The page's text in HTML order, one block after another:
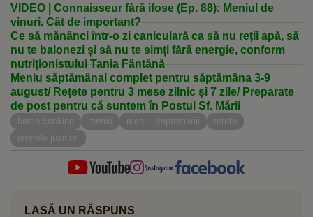
VIDEO | Connaisseur fără ifose (Ep. 88): Meniul de
vinuri. Cât de important?
Ce să mănânci într-o zi caniculară ca să nu reții apă, să
nu te balonezi și să nu te simți fără energie, conform
nutriționistului Tania Fântână
Meniu săptămânal complet pentru săptămâna 3-9
august/ Rețete pentru 3 mese zilnic și 7 zile/ Preparate
de post pentru că suntem în Postul Sf. Mării
batch cooking meniu meniul saptamanii
retete
retetele juanitei
LASĂ UN RĂSPUNS